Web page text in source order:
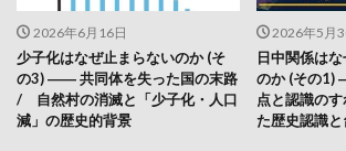
2026年6月16日
少子化はなぜ止まらないのか (そ
の3) ―― 共同体を失った国の末路
/ 自然村の消滅と「少子化・人口
減」の歴史的背景
2026年5月
日中関係は
のか (その1)
点と認識の
た歴史認識